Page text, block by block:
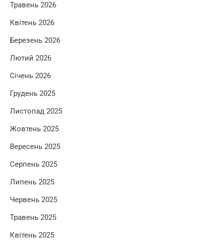
Травень 2026
Квітень 2026
Березень 2026
Лютий 2026
Січень 2026
Грудень 2025
Листопад 2025
Жовтень 2025
Вересень 2025
Серпень 2025
Липень 2025
Червень 2025
Травень 2025
Квітень 2025